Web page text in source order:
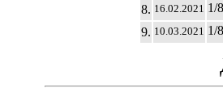
8. 16.02.2021 1/8
9. 10.03.2021 1/8